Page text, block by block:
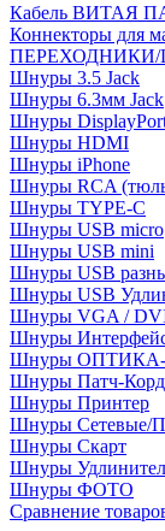
Кабель ВИТАЯ
Коннекторы для
Шнуры 3.5 Jack
Шнуры 6.3мм Jack
Шнуры
Шнуры HDMI
Шнуры iPhone
Шнуры RCA
Шнуры TYPE-C
Шнуры USB micro
Шнуры USB mini
Шнуры USB
Шнуры USB
Шнуры VGA /
Шнуры
Шнуры ОПТИКА-
Шнуры Патч-
Шнуры Принтер
Шнуры Сетевые/
Шнуры Скарт
Шнуры
Шнуры ФОТО
Сравнение